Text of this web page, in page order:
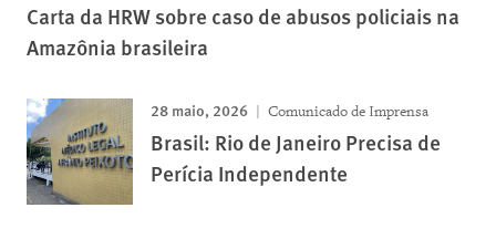
Carta da HRW sobre caso de abusos policiais na
Amazônia brasileira
28 maio, 2026 Comunicado de Imprensa
Brasil: Rio de Janeiro Precisa de
Perícia Independente